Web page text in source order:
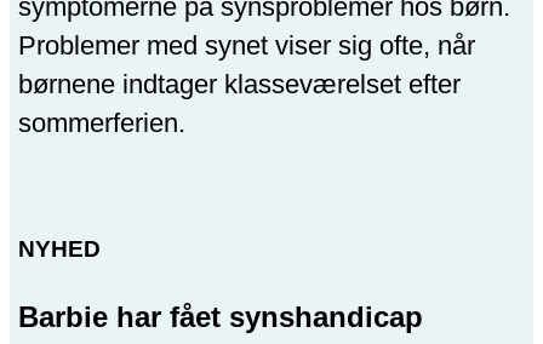
symptomerne på synsproblemer hos børn.
Problemer med synet viser sig ofte, når
børnene indtager klasseværelset efter
sommerferien.
NYHED
Barbie har fået synshandicap